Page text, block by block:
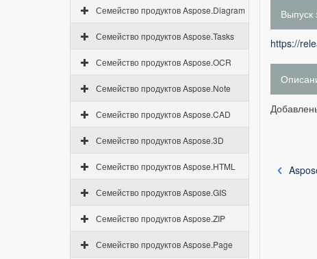
Семейство продуктов Aspose.Diagram
Семейство продуктов Aspose.Tasks
Семейство продуктов Aspose.OCR
Семейство продуктов Aspose.Note
Семейство продуктов Aspose.CAD
Семейство продуктов Aspose.3D
Семейство продуктов Aspose.HTML
Семейство продуктов Aspose.GIS
Семейство продуктов Aspose.ZIP
Семейство продуктов Aspose.Page
Выпуск
https://